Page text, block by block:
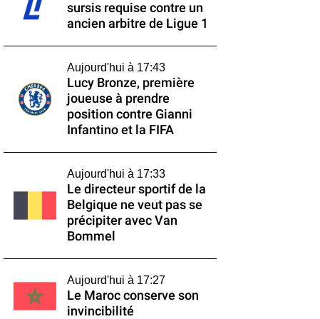
sursis requise contre un
ancien arbitre de Ligue 1
Aujourd'hui à 17:43
Lucy Bronze, première
joueuse à prendre
position contre Gianni
Infantino et la FIFA
Aujourd'hui à 17:33
Le directeur sportif de la
Belgique ne veut pas se
précipiter avec Van
Bommel
Aujourd'hui à 17:27
Le Maroc conserve son
invincibilité